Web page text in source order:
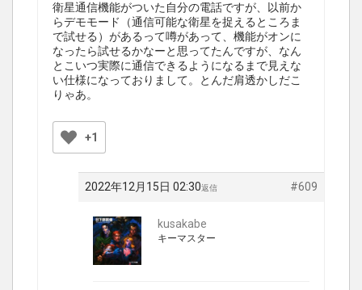
衛星通信機能がついた自分の電話ですが、以前か
らデモモード（通信可能な衛星を捉えるところま
で試せる）があるって噂があって、機能がオンに
なったら試せるかなーと思ってたんですが、なん
とこいつ実際に通信できるようになるまで見えな
い仕様になっておりまして。とんだ肩透かしだこ
りゃあ。
+1
2022年12月15日 02:30 #609
返信
kusakabe
キーマスター